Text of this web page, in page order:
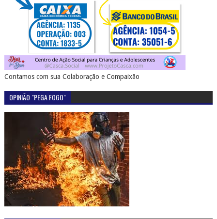
Contamos com sua Colaboração e Compaixão
OPINIÃO "PEGA FOGO"